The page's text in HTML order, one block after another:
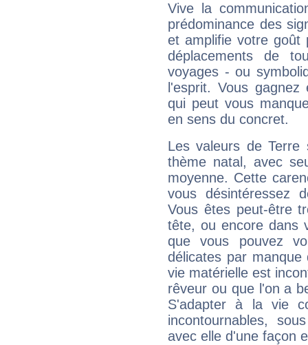
Vive la
prédominance des
et amplifie votre goût
déplacements de
voyages - ou
l'esprit. Vous
qui peut vous
en sens du concret.
Les valeurs de Terre
thème natal, avec
moyenne. Cette
vous désintéressez
Vous êtes peut-être
tête, ou encore dans
que vous pouvez
délicates par
vie matérielle est
rêveur ou que l'on a
S'adapter à la vie
incontournables,
avec elle d'une façon